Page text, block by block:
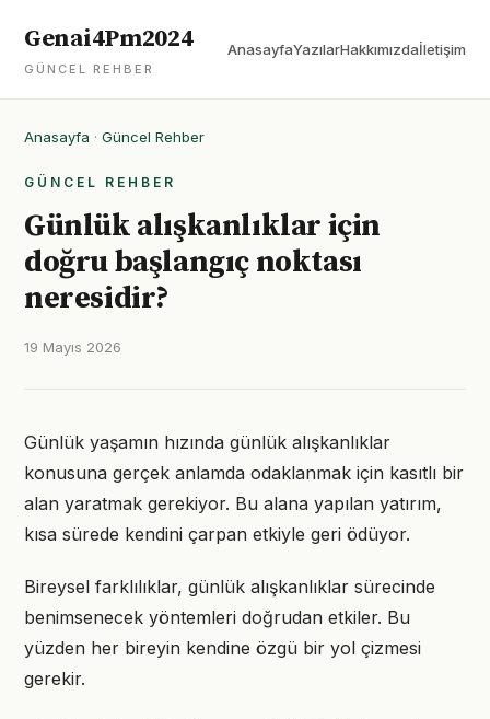
Genai4Pm2024
GÜNCEL REHBER
AnasayfaYazılarHakkımızdaİletişim
Anasayfa · Güncel Rehber
GÜNCEL REHBER
Günlük alışkanlıklar için
doğru başlangıç noktası
neresidir?
19 Mayıs 2026
Günlük yaşamın hızında günlük alışkanlıklar
konusuna gerçek anlamda odaklanmak için kasıtlı bir
alan yaratmak gerekiyor. Bu alana yapılan yatırım,
kısa sürede kendini çarpan etkiyle geri ödüyor.
Bireysel farklılıklar, günlük alışkanlıklar sürecinde
benimsenecek yöntemleri doğrudan etkiler. Bu
yüzden her bireyin kendine özgü bir yol çizmesi
gerekir.